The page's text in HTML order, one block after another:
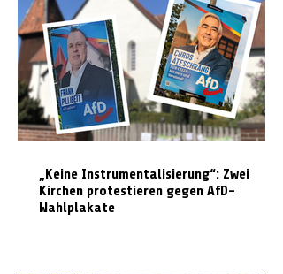
„Keine Instrumentalisierung“: Zwei
Kirchen protestieren gegen AfD-
Wahlplakate